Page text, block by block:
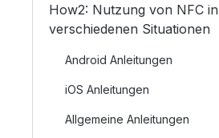
How2: Nutzung von NFC in
verschiedenen Situationen
Android Anleitungen
iOS Anleitungen
Allgemeine Anleitungen